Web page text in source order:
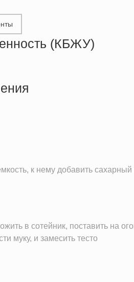
(КБЖУ)
к нему добавить
в сотейник, поставить на
муку, и замесить тесто